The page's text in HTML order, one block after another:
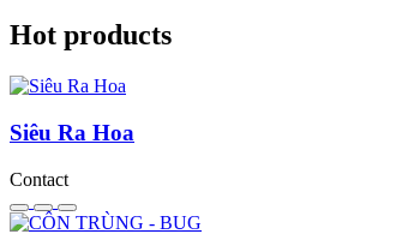
Hot products
Siêu Ra Hoa
Contact